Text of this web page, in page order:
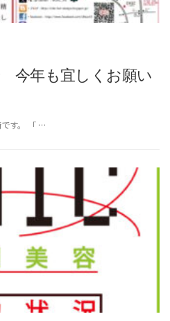
今年も宜しくお願い
す。 「 …